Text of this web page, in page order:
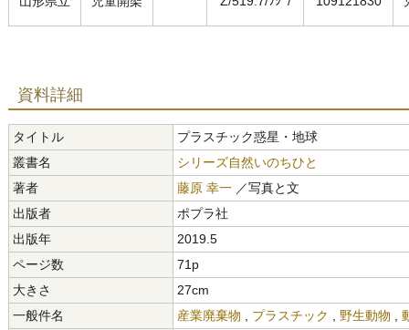
資料詳細
タイトル
プラスチック惑星・地球
叢書名
シリーズ自然いのちひと
著者
藤原 幸一 ／写真と文
出版者
ポプラ社
出版年
2019.5
ページ数
71p
大きさ
27cm
一般件名
産業廃棄物 プラスチック 野生動物